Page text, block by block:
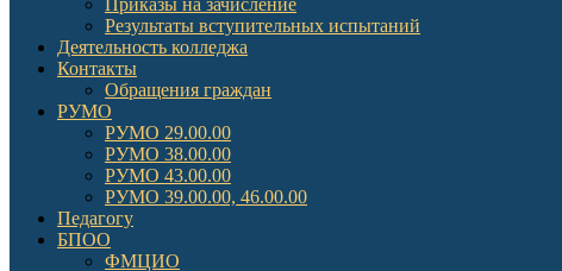
Результаты вступительных испытаний
Деятельность колледжа
Контакты
Обращения граждан
РУМО
РУМО 29.00.00
РУМО 38.00.00
РУМО 43.00.00
РУМО 39.00.00, 46.00.00
Педагогу
БПОО
ФМЦИО